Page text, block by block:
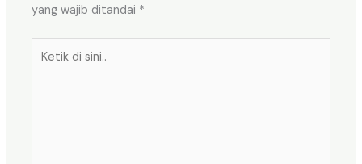
yang wajib ditandai *